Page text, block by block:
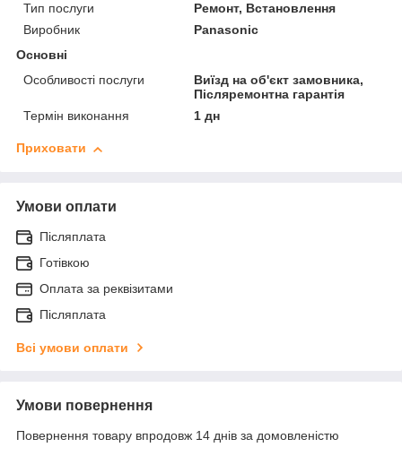
Тип послуги
Ремонт, Встановлення
Виробник
Panasonic
Основні
Особливості послуги
Виїзд на об'єкт замовника,
Післяремонтна гарантія
Термін виконання
1 дн
Приховати
Умови оплати
Післяплата
Готівкою
Оплата за реквізитами
Післяплата
Всі умови оплати
Умови повернення
Повернення товару впродовж 14 днів за домовленістю